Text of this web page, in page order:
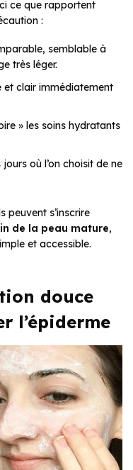
ce que rapportent
:
semblable à
très léger.
et clair immédiatement
» les soins hydratants
où l’on choisit de ne
peuvent s’inscrire
de la peau mature,
et accessible.
douce
l’épiderme